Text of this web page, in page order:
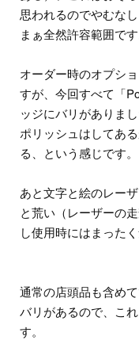
思われるのでやむなし
まぁ全然許容範囲です
オーダー時のオプシ
すが、今回すべて「
ッジにバリがありまし
ポリッシュはしてあ
る、という感じです。
あと文字と絵のレー
と荒い（レーザーの
し使用時にはまった
通常の店頭品も含め
バリがあるので、こ
す。